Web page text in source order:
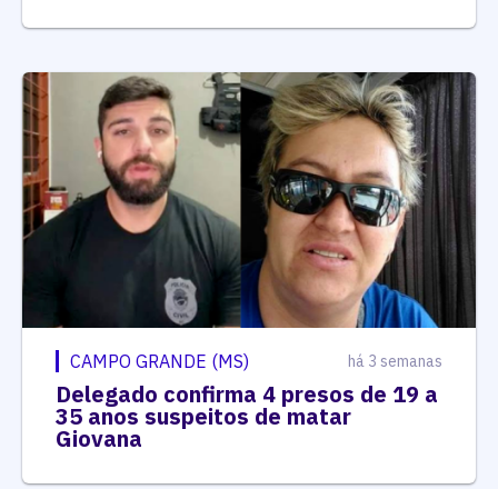
CAMPO GRANDE (MS) há 3 semanas
Delegado confirma 4 presos de 19 a
35 anos suspeitos de matar
Giovana